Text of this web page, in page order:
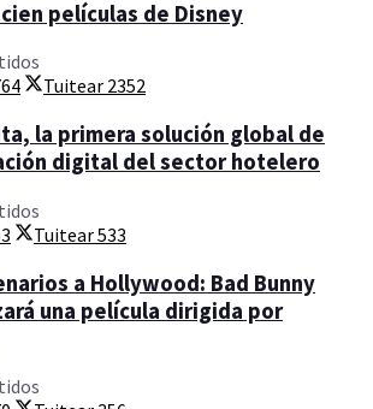
películas de Disney
Tuitear 2352
la primera solución global de
digital del sector hotelero
Tuitear533
a Hollywood: Bad Bunny
una película dirigida por